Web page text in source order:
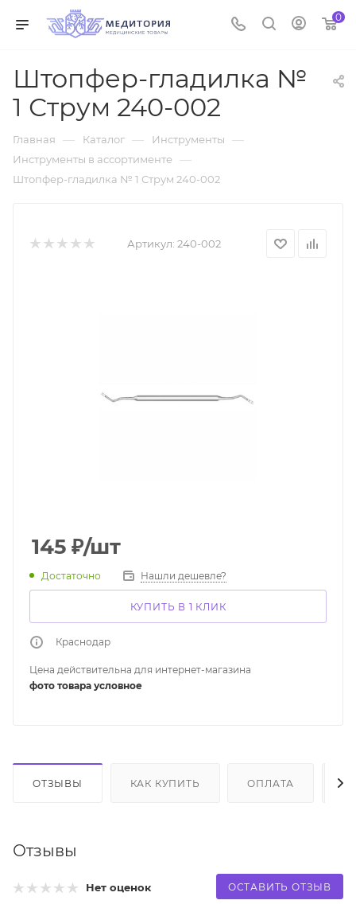
0
Штопфер-гладилка №
1 Струм 240-002
Главная — Каталог — Инструменты —
Инструменты в ассортименте —
Штопфер-гладилка № 1 Струм 240-002
Артикул: 240-002
145 ₽/шт
Достаточно Нашли дешевле?
КУПИТЬ В 1 КЛИК
Краснодар
Цена действительна для интернет-магазина
фото товара условное
ОТЗЫВЫ КАК КУПИТЬ ОПЛАТА
Отзывы
Нет оценок ОСТАВИТЬ ОТЗЫВ